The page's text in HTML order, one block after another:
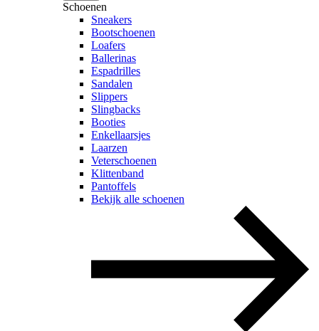
Schoenen
Sneakers
Bootschoenen
Loafers
Ballerinas
Espadrilles
Sandalen
Slippers
Slingbacks
Booties
Enkellaarsjes
Laarzen
Veterschoenen
Klittenband
Pantoffels
Bekijk alle schoenen